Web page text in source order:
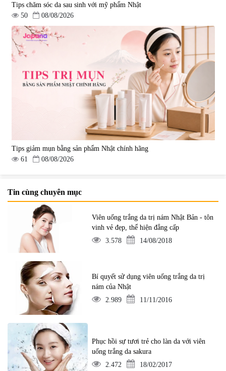
Tips chăm sóc da sau sinh với mỹ phẩm Nhật
50
08/08/2026
Tips giảm mụn bằng sản phẩm Nhật chính hãng
61
08/08/2026
Tin cùng chuyên mục
Viên uống trắng da trị nám Nhật Bản - tôn
vinh vẻ đẹp, thể hiện đẳng cấp
3.578
14/08/2018
Bí quyết sử dụng viên uống trắng da trị
nám của Nhật
2.989
11/11/2016
Phục hồi sự tươi trẻ cho làn da với viên
uống trắng da sakura
2.472
18/02/2017